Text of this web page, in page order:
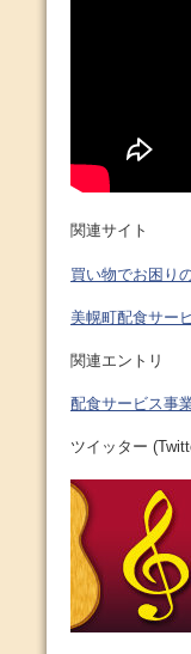
関連サイト
買い物でお困り
美幌町配食サー
関連エントリ
配食サービス事
ツイッター